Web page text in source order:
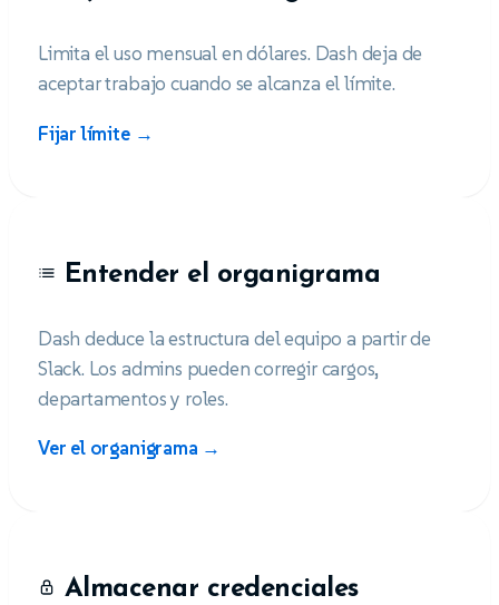
Limita el uso mensual en dólares. Dash deja de
aceptar trabajo cuando se alcanza el límite.
Fijar límite →
Entender el organigrama
Dash deduce la estructura del equipo a partir de
Slack. Los admins pueden corregir cargos,
departamentos y roles.
Ver el organigrama →
Almacenar credenciales